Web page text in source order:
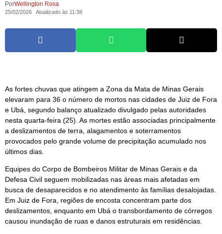
PorWellington Rosa
25/02/2026 Atualizado às 11:38
As fortes chuvas que atingem a Zona da Mata de Minas Gerais
elevaram para 36 o número de mortos nas cidades de Juiz de Fora
e Ubá, segundo balanço atualizado divulgado pelas autoridades
nesta quarta-feira (25). As mortes estão associadas principalmente
a deslizamentos de terra, alagamentos e soterramentos
provocados pelo grande volume de precipitação acumulado nos
últimos dias.
Equipes do Corpo de Bombeiros Militar de Minas Gerais e da
Defesa Civil seguem mobilizadas nas áreas mais afetadas em
busca de desaparecidos e no atendimento às famílias desalojadas.
Em Juiz de Fora, regiões de encosta concentram parte dos
deslizamentos, enquanto em Ubá o transbordamento de córregos
causou inundação de ruas e danos estruturais em residências.